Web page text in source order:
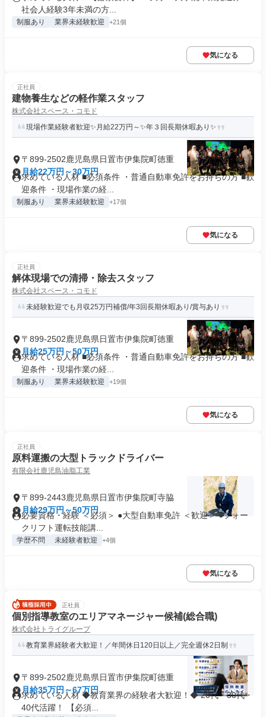
社会人経験3年未満の方...
制服あり 業界未経験歓迎 +21個
気になる
正社員
建物養生などの軽作業スタッフ
株式会社スペース・コモド
現場作業経験者歓迎✨月給22万円～✨年３回長期休暇あり✨
〒899-2502鹿児島県日置市伊集院町徳重
月給22万円～30万円
求めている人材 ■必須条件 ・普通自動車免許をお持ちの方 ■歓
迎条件 ・現場作業の経...
制服あり 業界未経験歓迎 +17個
気になる
正社員
解体現場での清掃・除去スタッフ
株式会社スペース・コモド
未経験歓迎でも月収25万円補償/年3回長期休暇あり/賞与あり
〒899-2502鹿児島県日置市伊集院町徳重
月給25万円～50万円
求めている人材 ■必須条件 ・普通自動車免許をお持ちの方 ■歓
迎条件 ・現場作業の経...
制服あり 業界未経験歓迎 +19個
気になる
正社員
原料運搬の大型トラックドライバー
有限会社鹿児島油脂工業
〒899-2443鹿児島県日置市伊集院町寺脇
月給29万円～50万円
必要資格・経験 ＜必須＞ ●大型自動車免許 ＜歓迎＞ ●フォー
クリフト運転技能講...
学歴不問 未経験者歓迎 +4個
気になる
正社員
個別指導教室のエリアマネージャー候補(総合職)
株式会社トライグループ
教育業界経験者大歓迎！／年間休日120日以上／完全週休2日制
〒899-2502鹿児島県日置市伊集院町徳重
月給35万円～67万円
求めている人材 ◆教育業界の経験者大歓迎！◆ 20代・30代・
40代活躍！ 【必須...